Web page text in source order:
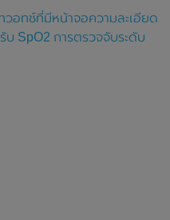
วอทช์ที่มีหน้าจอความละเอียด
SpO2 การตรวจจับระดับ